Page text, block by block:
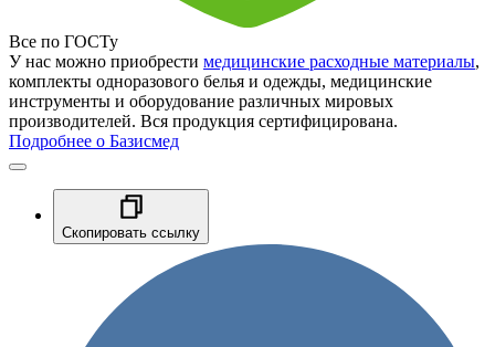
Все по ГОСТу
У нас можно приобрести медицинские расходные материалы,
комплекты одноразового белья и одежды, медицинские
инструменты и оборудование различных мировых
производителей. Вся продукция сертифицирована.
Подробнее о Базисмед
Скопировать ссылку